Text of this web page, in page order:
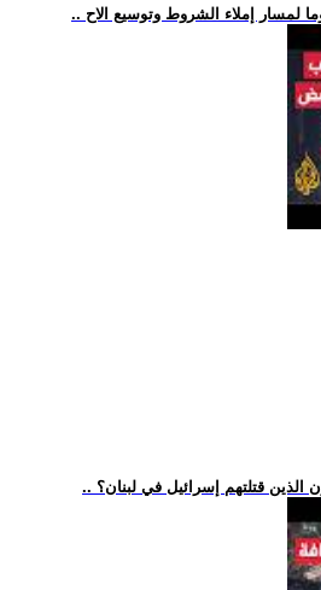
لمسار إملاء الشروط وتوسيع الاح